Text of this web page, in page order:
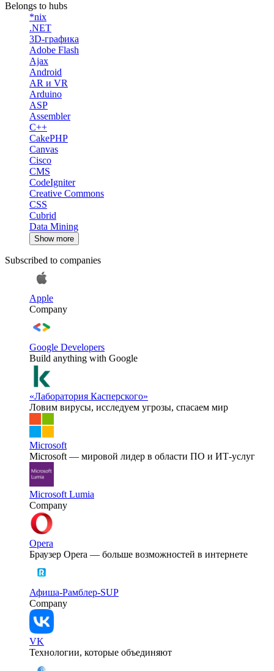
Belongs to hubs
*nix
.NET
3D-графика
Adobe Flash
Ajax
Android
AR и VR
Arduino
ASP
Assembler
C++
CakePHP
Canvas
Cisco
CMS
CodeIgniter
Creative Commons
CSS
Cubrid
Data Mining
Show more
Subscribed to companies
Apple
Company
Google Developers
Build anything with Google
«Лаборатория Касперского»
Ловим вирусы, исследуем угрозы, спасаем мир
Microsoft
Microsoft — мировой лидер в области ПО и ИТ-услуг
Microsoft Lumia
Company
Opera
Браузер Opera — больше возможностей в интернете
Афиша-Рамблер-SUP
Company
VK
Технологии, которые объединяют